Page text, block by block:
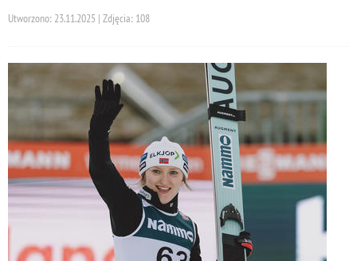
Utworzono: 23.11.2025 | Zdjęcia: 108